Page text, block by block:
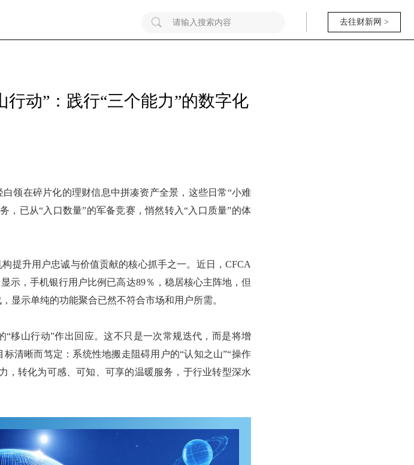
去往财新网 >
动”：践行“三个能力”的数字化
领在碎片化的理财信息中拼凑资产全景，这些日常“小难
，已从“入口数量”的军备竞赛，悄然转入“入口质量”的体
提升用户忠诚与价值贡献的核心抓手之一。近日，CFCA
示，手机银行用户比例已高达89％，稳居核心主阵地，但
显示单纯的功能聚合已然不符合市场和用户所需。
移山行动”作出回应。这不只是一次常规迭代，而是将增
清晰而笃定：系统性地搬走阻碍用户的“认知之山”“操作
，转化为可感、可知、可享的温暖服务，于行业转型深水